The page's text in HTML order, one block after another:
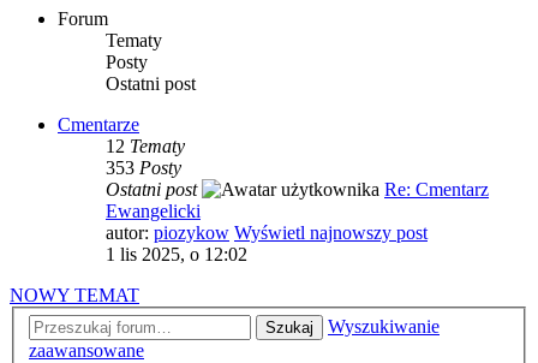
Forum
Tematy
Posty
Ostatni post
Cmentarze
12 Tematy
353 Posty
Ostatni post
Re: Cmentarz
Ewangelicki
autor: piozykow Wyświetl najnowszy post
1 lis 2025, o 12:02
NOWY TEMAT
Szukaj
Wyszukiwanie
zaawansowane